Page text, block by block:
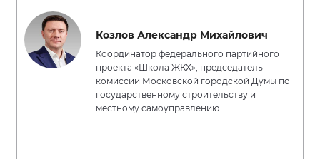
Козлов Александр Михайлович
Координатор федерального партийного
проекта «Школа ЖКХ», председатель
комиссии Московской городской Думы по
государственному строительству и
местному самоуправлению